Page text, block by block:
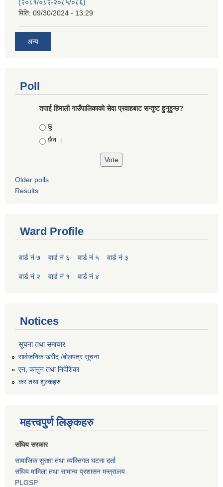
(२०८१/०८२-२०८५/०८६)
मिति: 09/30/2024 - 13:29
अन्य
Poll
तपाई हिमाली गाउँपालिकाको सेवा प्रवाहबाट सन्तुष्ट हुनुहुन्छ?
Choices
छु
छैन ।
Older polls
Results
Ward Profile
वार्ड नं ७ वार्ड नं ६ वार्ड नं ५ वार्ड नं ३
वार्ड नं २ वार्ड नं १ वार्ड नं ४
Notices
सूचना तथा समाचार
सार्वजनिक खरीद /बोलपत्र सूचना
एन, कानुन तथा निर्देशिका
कर तथा शुल्कहरु
महत्त्वपुर्ण लिङ्कहरु
संघिय सरकार
सामाजिक सुरक्षा तथा व्यक्तिगत घटना दर्ता
संघिय मामिला तथा सामान्य प्रशासन मन्त्रालय
PLGSP